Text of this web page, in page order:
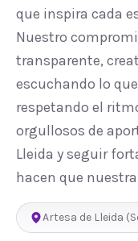
que inspira cada
Nuestro
transparente,
escuchando lo
respetando el
orgullosos de
Lleida y seguir
hacen que
Artesa de Lleida (